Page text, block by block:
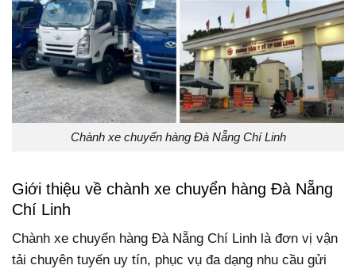
Chành xe chuyển hàng Đà Nẵng Chí Linh
Giới thiệu về chành xe chuyển hàng Đà Nẵng
Chí Linh
Chành xe chuyển hàng Đà Nẵng Chí Linh là đơn vị vận
tải chuyên tuyến uy tín, phục vụ đa dạng nhu cầu gửi